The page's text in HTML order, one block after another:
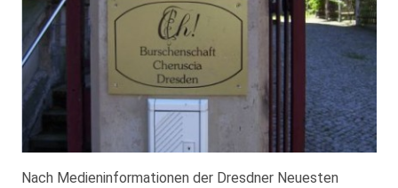
Nach Medieninformationen der Dresdner Neuesten